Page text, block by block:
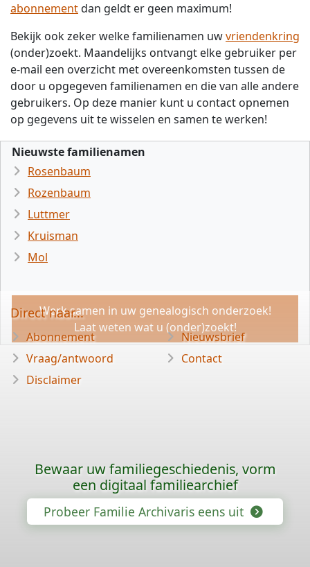
abonnementdan geldt er geen maximum!
Bekijk ook zeker welke familienamen uwvriendenkring
(onder)zoekt. Maandelijks ontvangt elke gebruiker per
e-mail een overzicht met overeenkomsten tussen de
door u opgegeven familienamen en die van alle andere
gebruikers. Op deze manier kunt u contact opnemen
op gegevens uit te wisselen en samen te werken!
Nieuwste familienamen
Rosenbaum
Rozenbaum
Luttmer
Kruisman
Mol
Werk samen in uw genealogisch onderzoek!
Laat weten wat u (onder)zoekt!
Direct naar...
Abonnement
Vraag/antwoord
Disclaimer
Nieuwsbrief
Contact
Bewaar uw familiegeschiedenis, vorm
een digitaal familiearchief
Probeer Familie Archivaris eens uit